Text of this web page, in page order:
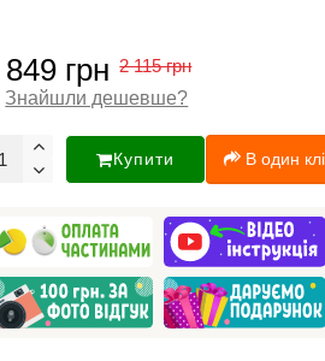
грн 2 115 грн
Знайшли дешевше?
Купити В один